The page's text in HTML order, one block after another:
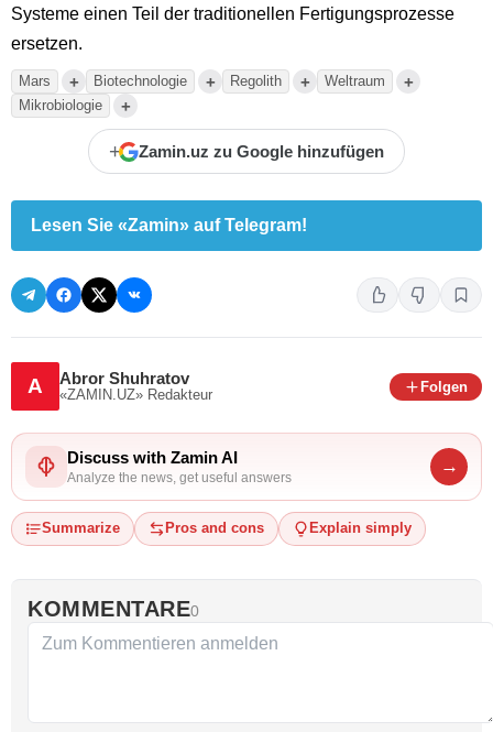
Systeme einen Teil der traditionellen Fertigungsprozesse
ersetzen.
Mars + Biotechnologie + Regolith + Weltraum +
Mikrobiologie +
+ Zamin.uz zu Google hinzufügen
Lesen Sie «Zamin» auf Telegram!
A Abror Shuhratov
«ZAMIN.UZ» Redakteur
Folgen
Discuss with Zamin AI
Analyze the news, get useful answers
→
Summarize Pros and cons Explain simply
KOMMENTARE0